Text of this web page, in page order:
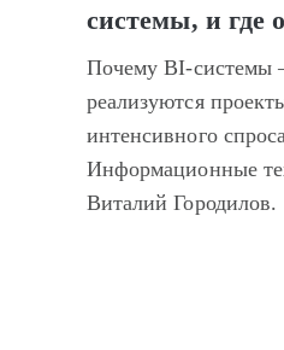
системы, и где
Почему BI-системы
реализуются
интенсивного
Информационные
Виталий Городилов.